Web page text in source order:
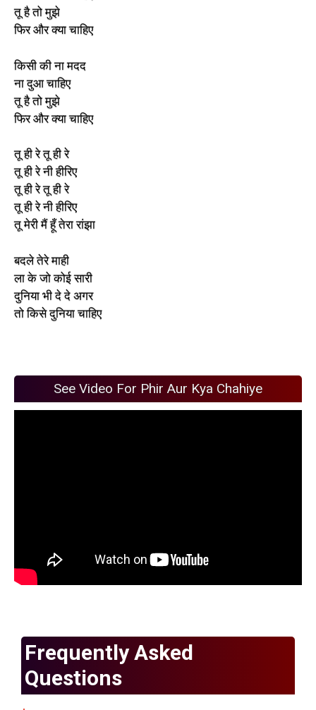
तू है तो मुझे
फिर और क्या चाहिए
किसी की ना मदद
ना दुआ चाहिए
तू है तो मुझे
फिर और क्या चाहिए
तू ही रे तू ही रे
तू ही रे नी हीरिए
तू ही रे तू ही रे
तू ही रे नी हीरिए
तू मेरी मैं हूँ तेरा रांझा
बदले तेरे माही
ला के जो कोई सारी
दुनिया भी दे दे अगर
तो किसे दुनिया चाहिए
See Video For Phir Aur Kya Chahiye
Frequently Asked
Questions